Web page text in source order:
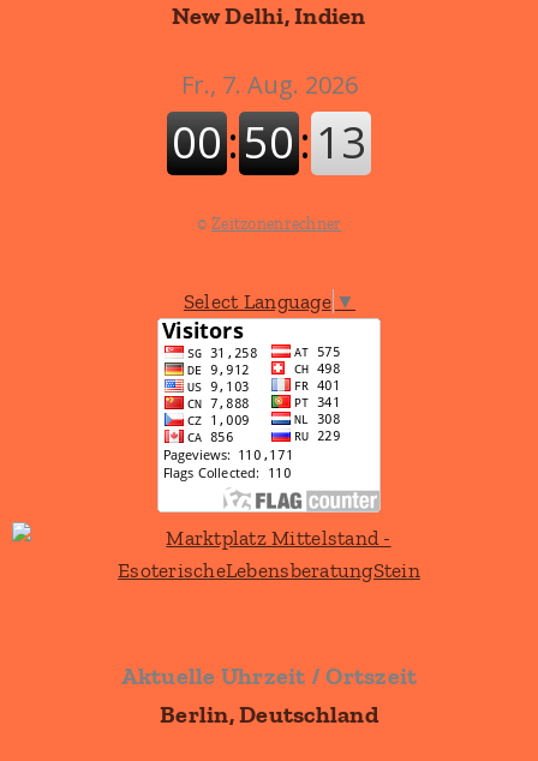
New Delhi, Indien
©Zeitzonenrechner
Select Language ▼
Aktuelle Uhrzeit / Ortszeit
Berlin, Deutschland